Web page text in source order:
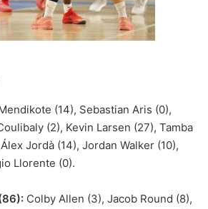
(14), Sebastian Aris (0),
(2), Kevin Larsen (27), Tamba
Jordà (14), Jordan Walker (10),
Llorente (0).
Colby Allen (3), Jacob Round (8),